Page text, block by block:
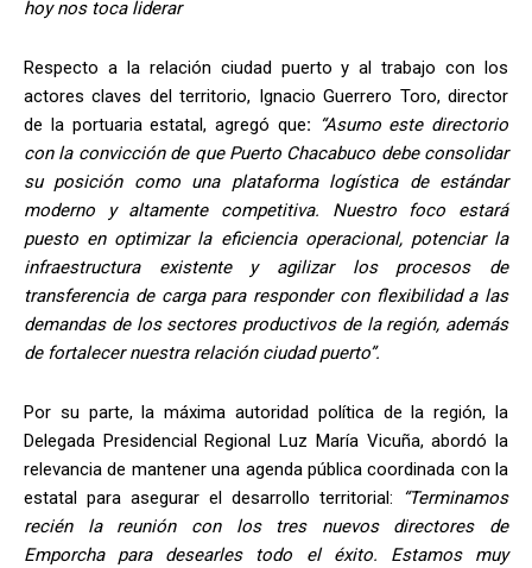
hoy nos toca liderar
Respecto a la relación ciudad puerto y al trabajo con los
actores claves del territorio, Ignacio Guerrero Toro, director
de la portuaria estatal, agregó que: “Asumo este directorio
con la convicción de que Puerto Chacabuco debe consolidar
su posición como una plataforma logística de estándar
moderno y altamente competitiva. Nuestro foco estará
puesto en optimizar la eficiencia operacional, potenciar la
infraestructura existente y agilizar los procesos de
transferencia de carga para responder con flexibilidad a las
demandas de los sectores productivos de la región, además
de fortalecer nuestra relación ciudad puerto”.
Por su parte, la máxima autoridad política de la región, la
Delegada Presidencial Regional Luz María Vicuña, abordó la
relevancia de mantener una agenda pública coordinada con la
estatal para asegurar el desarrollo territorial:
“Terminamos
recién la reunión con los tres nuevos directores de
Emporcha para desearles todo el éxito. Estamos muy